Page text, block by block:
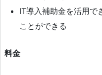
IT導入補助金を活用で
ことができる
料金